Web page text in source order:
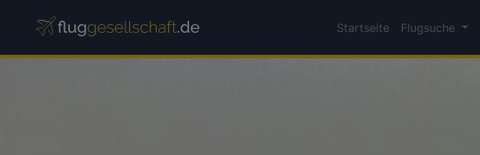
Startseite Flugsuche